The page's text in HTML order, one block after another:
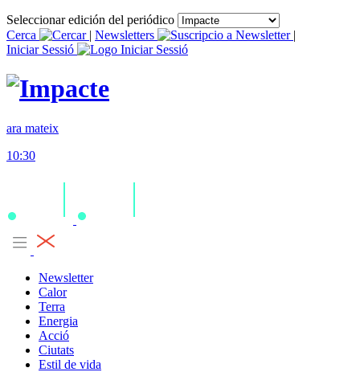
Seleccionar edición del periódico
Cerca
| Newsletters
|
Iniciar Sessió
ara mateix
10:30
Newsletter
Calor
Terra
Energia
Acció
Ciutats
Estil de vida